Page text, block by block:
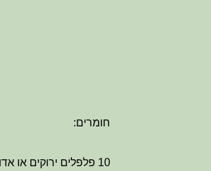
חומרים:
10 פלפלים ירוקים או אדומים וחריפים (ניתן להשתמש בשטה או פרסי אך להכניס למים לפני כן)